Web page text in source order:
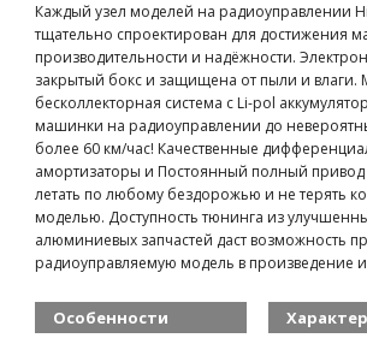
Каждый узел моделей на радиоуправлении
тщательно спроектирован для достижения
производительности и надёжности.
закрытый бокс и защищена от пыли и
бесколлекторная система с Li-pol
машинки на радиоуправлении до
более 60 км/час! Качественные
амортизаторы и Постоянный полный привод
летать по любому бездорожью и не терять
моделью. Доступность тюнинга из
алюминиевых запчастей даст возможность
радиоуправляемую модель в произведение
Особенности